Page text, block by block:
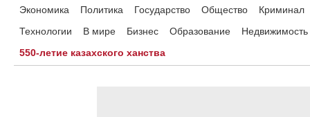
Экономика Политика Государство Общество
Криминал
Технологии
В мире Бизнес Образование
Недвижимость
550-летие казахского ханства